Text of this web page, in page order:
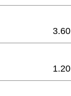
3.60
1.20